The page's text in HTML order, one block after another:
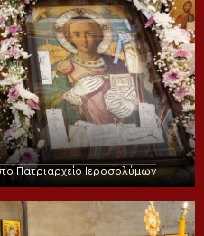
Πατριαρχείο Ιεροσολύμων